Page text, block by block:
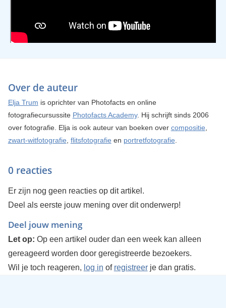
Over de auteur
Elja Trum is oprichter van Photofacts en online
fotografiecursussite Photofacts Academy. Hij schrijft sinds 2006
over fotografie. Elja is ook auteur van boeken over compositie
zwart-witfotografie flitsfotografie en portretfotografie
0 reacties
Er zijn nog geen reacties op dit artikel.
Deel als eerste jouw mening over dit onderwerp!
Deel jouw mening
Let op: Op een artikel ouder dan een week kan alleen
gereageerd worden door geregistreerde bezoekers.
Wil je toch reageren, log in of registreerje dan gratis.